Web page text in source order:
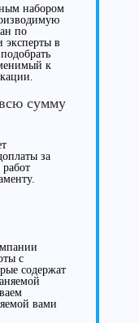
набором
по
эксперты в
к
сумму
за
с
содержат
вами